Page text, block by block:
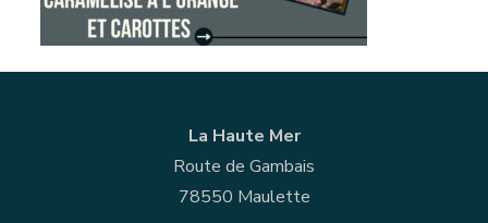
La Haute Mer
Route de Gambais
78550 Maulette